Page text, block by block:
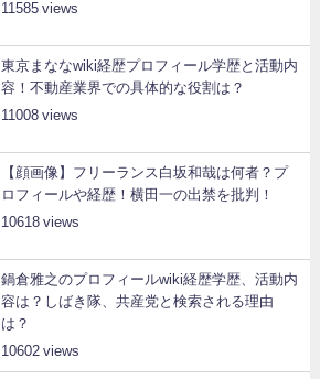
11585
東京まななwiki経歴プロフィール学歴と活動内
容！不動産業界での具体的な役割は？
11008
【顔画像】フリーランス白坂和哉は何者？プ
ロフィールや経歴！横田一の出禁を批判！
10618
鍋倉雅之のプロフィールwiki経歴学歴、活動内
容は？しばき隊、共産党と検索される理由
は？
10602